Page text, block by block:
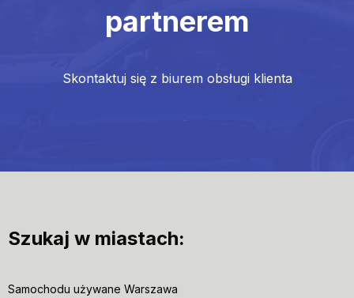
partnerem
Skontaktuj się z biurem obsługi klienta
Szukaj w miastach:
Samochodu używane Warszawa